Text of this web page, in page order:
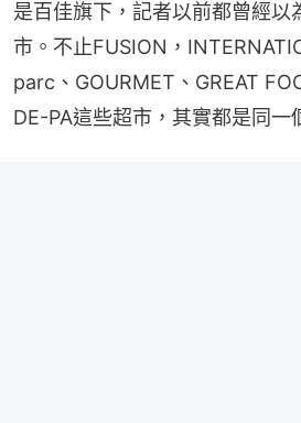
是百佳旗下，記者以前都曾經以
市。不止FUSION，
parc、GOURMET、GREAT
DE-PA這些超市，其實都是同一